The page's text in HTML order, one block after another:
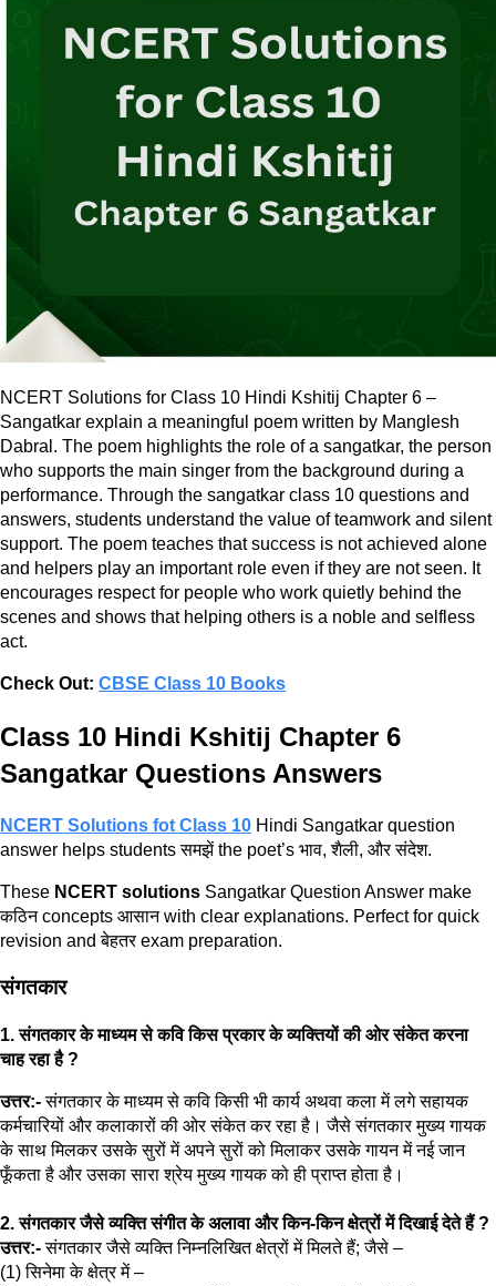
NCERT Solutions for Class 10 Hindi Kshitij Chapter 6 –
Sangatkar explain a meaningful poem written by Manglesh
Dabral. The poem highlights the role of a sangatkar, the person
who supports the main singer from the background during a
performance. Through the sangatkar class 10 questions and
answers, students understand the value of teamwork and silent
support. The poem teaches that success is not achieved alone
and helpers play an important role even if they are not seen. It
encourages respect for people who work quietly behind the
scenes and shows that helping others is a noble and selfless
act.
Check Out: CBSE Class 10 Books
Class 10 Hindi Kshitij Chapter 6
Sangatkar Questions Answers
NCERT Solutions fot Class 10 Hindi Sangatkar question
answer helps students समझें the poet’s भाव, शैली, और संदेश.
These NCERT solutions Sangatkar Question Answer make
कठिन concepts आसान with clear explanations. Perfect for quick
revision and बेहतर exam preparation.
संगतकार
1. संगतकार के माध्यम से कवि किस प्रकार के व्यक्तियों की ओर संकेत करना
चाह रहा है ?
उत्तर:-संगतकार के माध्यम से कवि किसी भी कार्य अथवा कला में लगे सहायक
कर्मचारियों और कलाकारों की ओर संकेत कर रहा है। जैसे संगतकार मुख्य गायक
के साथ मिलकर उसके सुरों में अपने सुरों को मिलाकर उसके गायन में नई जान
फूँकता है और उसका सारा श्रेय मुख्य गायक को ही प्राप्त होता है।
2. संगतकार जैसे व्यक्ति संगीत के अलावा और किन-किन क्षेत्रों में दिखाई देते हैं ?
उत्तर:-संगतकार जैसे व्यक्ति निम्नलिखित क्षेत्रों में मिलते हैं; जैसे –
(1) सिनेमा के क्षेत्र में –